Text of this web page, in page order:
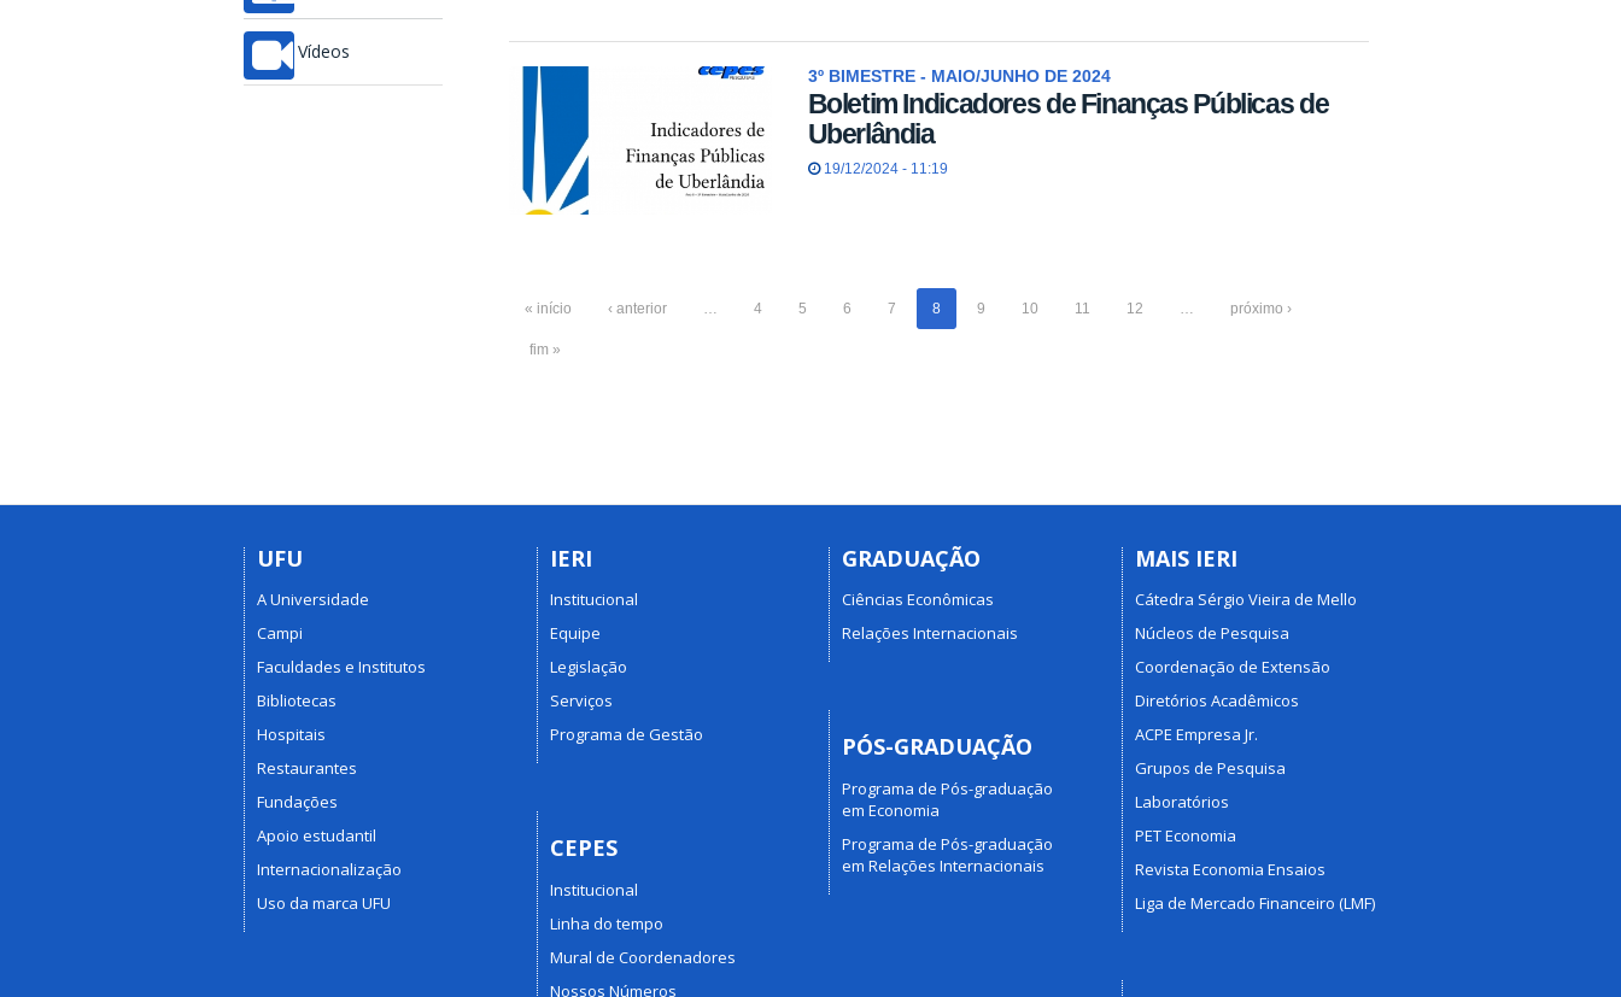
Vídeos
3º BIMESTRE - MAIO/JUNHO DE 2024
Boletim Indicadores de Finanças Públicas de
Uberlândia
19/12/2024 - 11:19
« início ‹ anterior … 4 5 6 7 8 9 10 11 12 … próximo ›
fim »
UFU
A Universidade
Campi
Faculdades e Institutos
Bibliotecas
Hospitais
Restaurantes
Fundações
Apoio estudantil
Internacionalização
Uso da marca UFU
IERI
Institucional
Equipe
Legislação
Serviços
Programa de Gestão
CEPES
Institucional
Linha do tempo
Mural de Coordenadores
Nossos Números
GRADUAÇÃO
Ciências Econômicas
Relações Internacionais
PÓS-GRADUAÇÃO
Programa de Pós-graduação
em Economia
Programa de Pós-graduação
em Relações Internacionais
MAIS IERI
Cátedra Sérgio Vieira de Mello
Núcleos de Pesquisa
Coordenação de Extensão
Diretórios Acadêmicos
ACPE Empresa Jr.
Grupos de Pesquisa
Laboratórios
PET Economia
Revista Economia Ensaios
Liga de Mercado Financeiro (LMF)